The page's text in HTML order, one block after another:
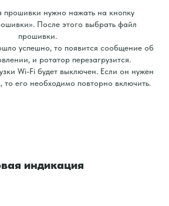
прошивки нужно нажать на кнопку
После этого выбрать файл
прошивки.
успешно, то появится сообщение об
и ротатор перезагрузится.
Wi-Fi будет выключен. Если он нужен
то его необходимо повторно включить.
индикация